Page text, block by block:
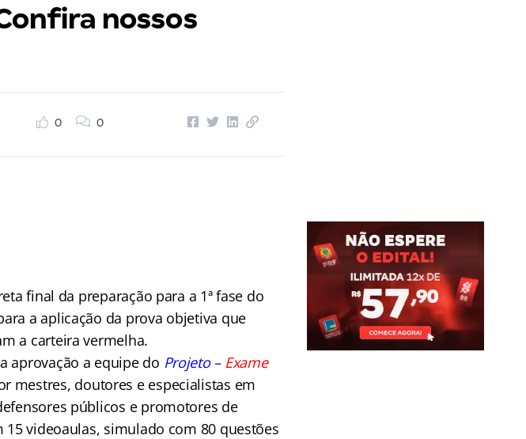
nossos
0 0
final da preparação para a 1ª fase do
a aplicação da prova objetiva que
a carteira vermelha.
aprovação a equipe do Projeto – Exame
mestres, doutores e especialistas em
públicos e promotores de
videoaulas, simulado com 80 questões